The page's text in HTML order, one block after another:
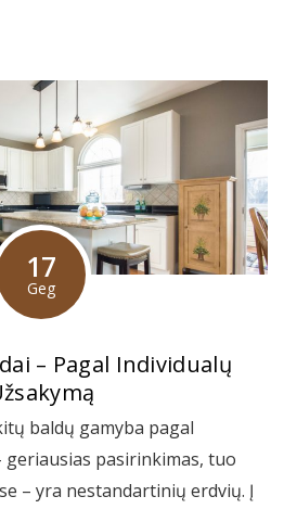
17
Geg
– Pagal Individualų
baldų gamyba pagal
geriausias pasirinkimas, tuo
– yra nestandartinių erdvių. Į